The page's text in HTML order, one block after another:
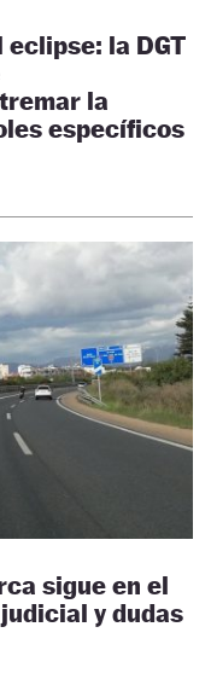
la DGT
la
específicos
sigue en el
y dudas